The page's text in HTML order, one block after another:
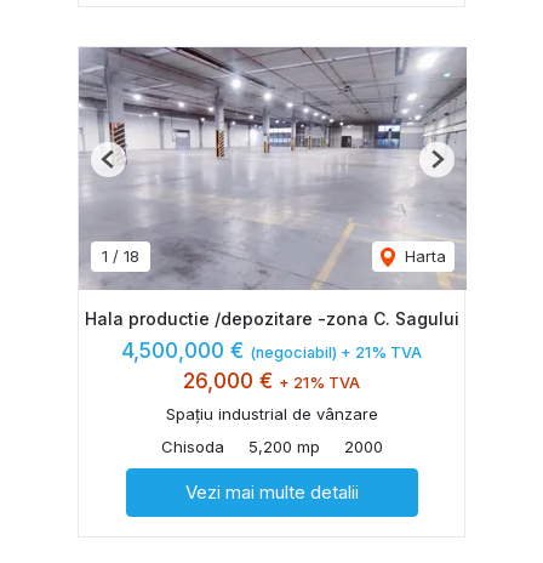
1 / 18 Harta
Previous Next
Hala productie /depozitare -zona C. Sagului
4,500,000 € (negociabil) + 21% TVA
26,000 € + 21% TVA
Spațiu industrial de vânzare
Chisoda
5,200 mp 2000
Vezi mai multe detalii